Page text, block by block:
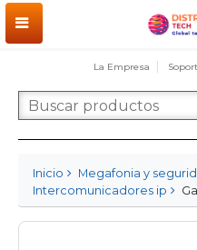
La Empresa
Inicio
Megafonia y
Intercomunicadores ip